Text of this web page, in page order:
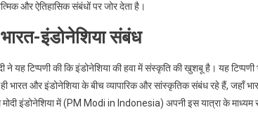
और ऐतिहासिक संबंधों पर जोर देता है।
इंडोनेशिया संबंध
ने यह टिप्पणी की कि इंडोनेशिया की हवा में संस्कृति की खुशबू है। यह
भारत और इंडोनेशिया के बीच व्यापारिक और सांस्कृतिक संबंध रहे हैं, जहाँ
मोदी इंडोनेशिया में (PM Modi in Indonesia) अपनी इस यात्रा के